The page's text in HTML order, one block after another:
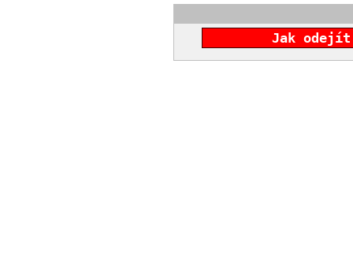
Jak odejít